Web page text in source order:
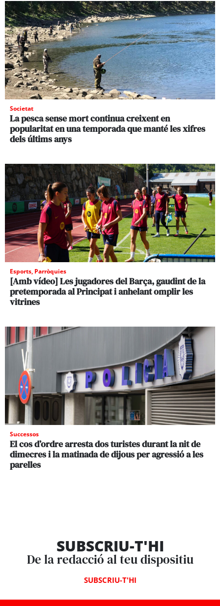
Societat
La pesca sense mort continua creixent en
popularitat en una temporada que manté les xifres
dels últims anys
Esports, Parròquies
[Amb vídeo] Les jugadores del Barça, gaudint de la
pretemporada al Principat i anhelant omplir les
vitrines
Successos
El cos d’ordre arresta dos turistes durant la nit de
dimecres i la matinada de dijous per agressió a les
parelles
SUBSCRIU-T'HI
De la redacció al teu dispositiu
SUBSCRIU-T'HI